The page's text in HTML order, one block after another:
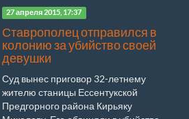
27 апреля 2015, 17:37
Ставрополец отправился в
колонию за убийство своей
девушки
Суд вынес приговор 32-летнему
жителю станицы Ессентукской
Предгорного района Кирьяку